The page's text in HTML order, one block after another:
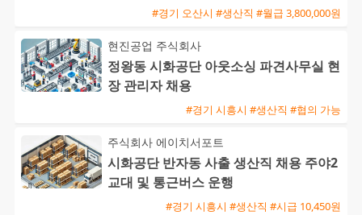
만원 지급#경기 오산시 #생산직 #월급 3,800,000원
현진공업 주식회사
정왕동 시화공단 아웃소싱 파견사무실 현
장 관리자 채용
#경기 시흥시 #생산직 #협의 가능
주식회사 에이치서포트
시화공단 반자동 사출 생산직 채용 주야2
교대 및 통근버스 운행
#경기 시흥시 #생산직 #시급 10,450원